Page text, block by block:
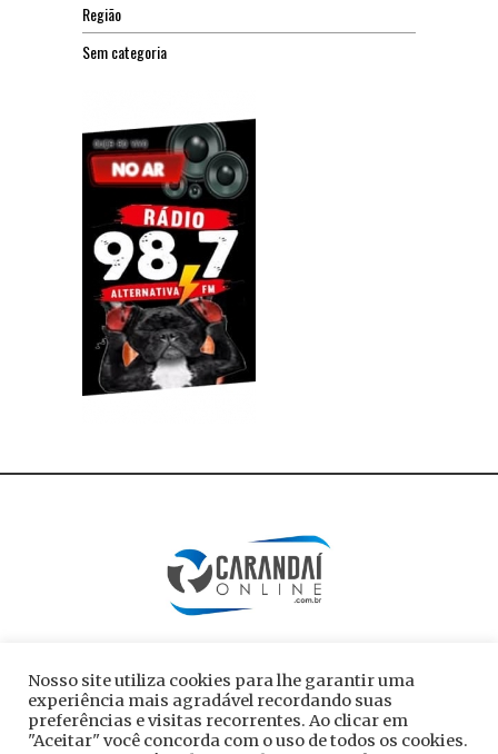
Região
Sem categoria
Nosso site utiliza cookies para lhe garantir uma
experiência mais agradável recordando suas
preferências e visitas recorrentes. Ao clicar em
"Aceitar" você concorda com o uso de todos os cookies.